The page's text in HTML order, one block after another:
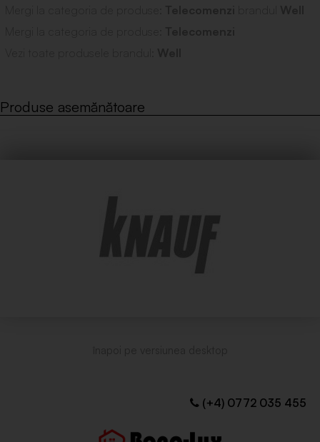
Produse asemănătoare
(+4) 0772 035 455